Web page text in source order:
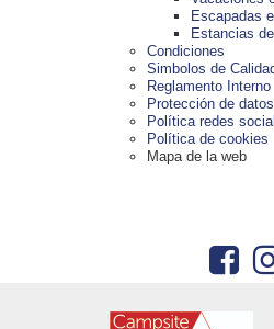
Escapadas
Estancias
Condiciones
Simbolos de
Reglamento Interno
Protección de datos
Política redes
Política de cookies
Mapa de la web